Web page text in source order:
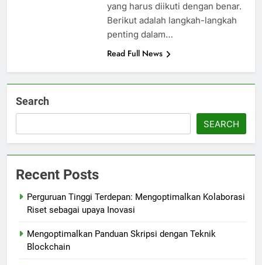
yang harus diikuti dengan benar.
Berikut adalah langkah-langkah
penting dalam…
Read Full News
Search
SEARCH
Recent Posts
Perguruan Tinggi Terdepan: Mengoptimalkan Kolaborasi
Riset sebagai upaya Inovasi
Mengoptimalkan Panduan Skripsi dengan Teknik
Blockchain